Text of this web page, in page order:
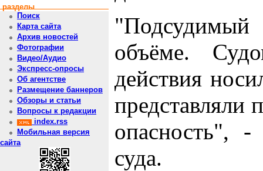
разделы
Поиск
Карта сайта
Архив новостей
Фотографии
Видео/Аудио
Экспресс-опросы
Об агентстве
Размещение баннеров
Обзоры и статьи
Вопросы к редакции
index.rss
Мобильная версия
сайта
объёме.
действия
опасность",
суда.